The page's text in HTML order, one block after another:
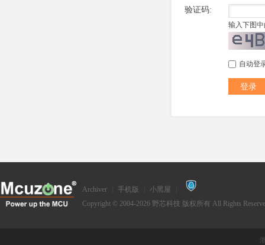
验证码:
输入下图
自动登
登录
Archiver 手机版 小黑屋
Copyright © 2004-2026 野芯科技 版权所有 All Rights